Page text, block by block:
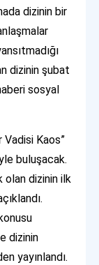
dizinin bir
dizinin şubat
sosyal
Vadisi Kaos”
buluşacak.
olan dizinin ilk
dizinin
yayınlandı.